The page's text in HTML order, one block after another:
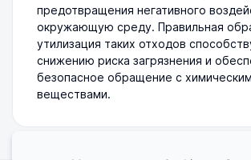
предотвращения негативного
окружающую среду. Правильная
утилизация таких отходов
снижению риска загрязнения и
безопасное обращение с
веществами.